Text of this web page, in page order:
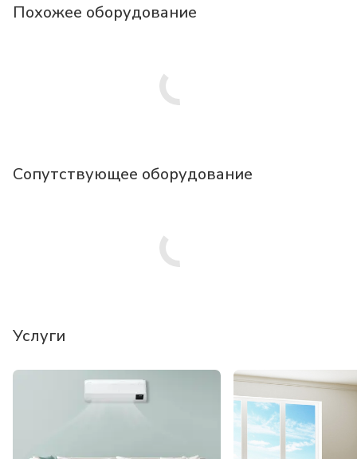
Похожее оборудование
Сопутствующее оборудование
Услуги